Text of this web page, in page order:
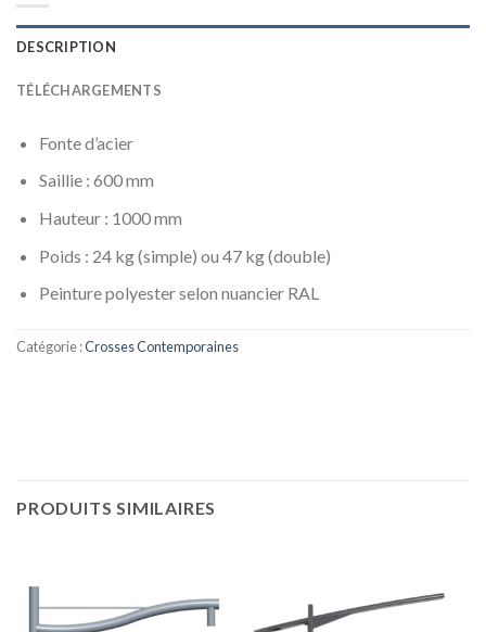
DESCRIPTION
TÉLÉCHARGEMENTS
Fonte d’acier
Saillie : 600 mm
Hauteur : 1000 mm
Poids : 24 kg (simple) ou 47 kg (double)
Peinture polyester selon nuancier RAL
Catégorie :Crosses Contemporaines
PRODUITS SIMILAIRES